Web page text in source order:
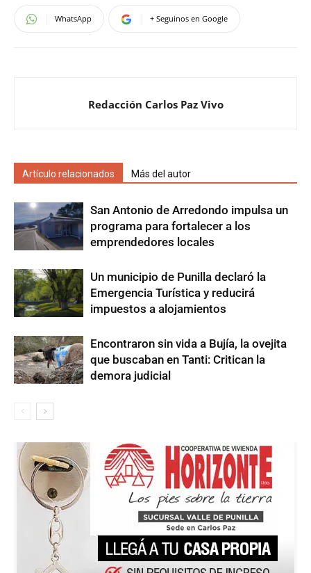
WhatsApp + Seguinos en Google
Redacción Carlos Paz Vivo
Artículo relacionados Más del autor
San Antonio de Arredondo impulsa un
programa para fortalecer a los
emprendedores locales
Un municipio de Punilla declaró la
Emergencia Turística y reducirá
impuestos a alojamientos
Encontraron sin vida a Bujía, la ovejita
que buscaban en Tanti: Critican la
demora judicial